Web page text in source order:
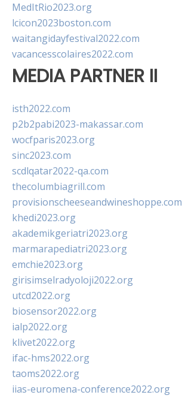
MedItRio2023.org
lcicon2023boston.com
waitangidayfestival2022.com
vacancesscolaires2022.com
MEDIA PARTNER II
isth2022.com
p2b2pabi2023-makassar.com
wocfparis2023.org
sinc2023.com
scdlqatar2022-qa.com
thecolumbiagrill.com
provisionscheeseandwineshoppe.com
khedi2023.org
akademikgeriatri2023.org
marmarapediatri2023.org
emchie2023.org
girisimselradyoloji2022.org
utcd2022.org
biosensor2022.org
ialp2022.org
klivet2022.org
ifac-hms2022.org
taoms2022.org
iias-euromena-conference2022.org